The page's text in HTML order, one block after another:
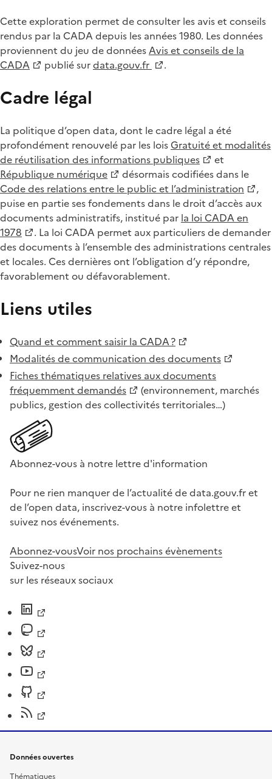
Cette exploration permet de consulter les avis et conseils
rendus par la CADA depuis les années 1980. Les données
proviennent du jeu de donnéesAvis et conseils de la
CADA
publié surdata.gouv.fr .
Cadre légal
La politique d’open data, dont le cadre légal a été
profondément renouvelé par les loisGratuité et modalités
de réutilisation des informations publiques
et
République numérique
désormais codifiées dans le
Code des relations entre le public et l’administration
,
puise en partie ses fondements dans le droit d’accès aux
documents administratifs, institué par la loi CADA en
1978
. La loi CADA permet aux particuliers de demander
des documents à l’ensemble des administrations centrales
et locales. Ces dernières ont l’obligation d’y répondre,
favorablement ou défavorablement.
Liens utiles
Quand et comment saisir la CADA ?
Modalités de communication des documents
Fiches thématiques relatives aux documents
fréquemment demandés
(environnement, marchés
publics, gestion des collectivités territoriales…)
Abonnez-vous à notre lettre d'information
Pour ne rien manquer de l’actualité de data.gouv.fr et
de l’open data, inscrivez-vous à notre infolettre et
suivez nos événements.
Abonnez-vousVoir nos prochains évènements
Suivez-nous
sur les réseaux sociaux
Données ouvertes
Thématiques